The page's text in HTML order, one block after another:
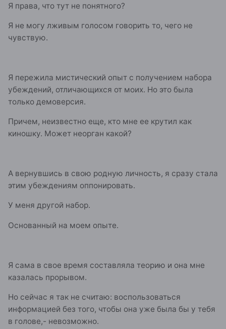
Я права, что тут не понятного?
Я не могу лживым голосом говорить то, чего не
чувствую.
Я пережила мистический опыт с получением набора
убеждений, отличающихся от моих. Но это была
только демоверсия.
Причем, неизвестно еще, кто мне ее крутил как
киношку. Может неорган какой?
А вернувшись в свою родную личность, я сразу стала
этим убеждениям оппонировать.
У меня другой набор.
Основанный на моем опыте.
Я сама в свое время составляла теорию и она мне
казалась прорывом.
Но сейчас я так не считаю: воспользоваться
информацией без того, чтобы она уже была бы у тебя
в голове,- невозможно.